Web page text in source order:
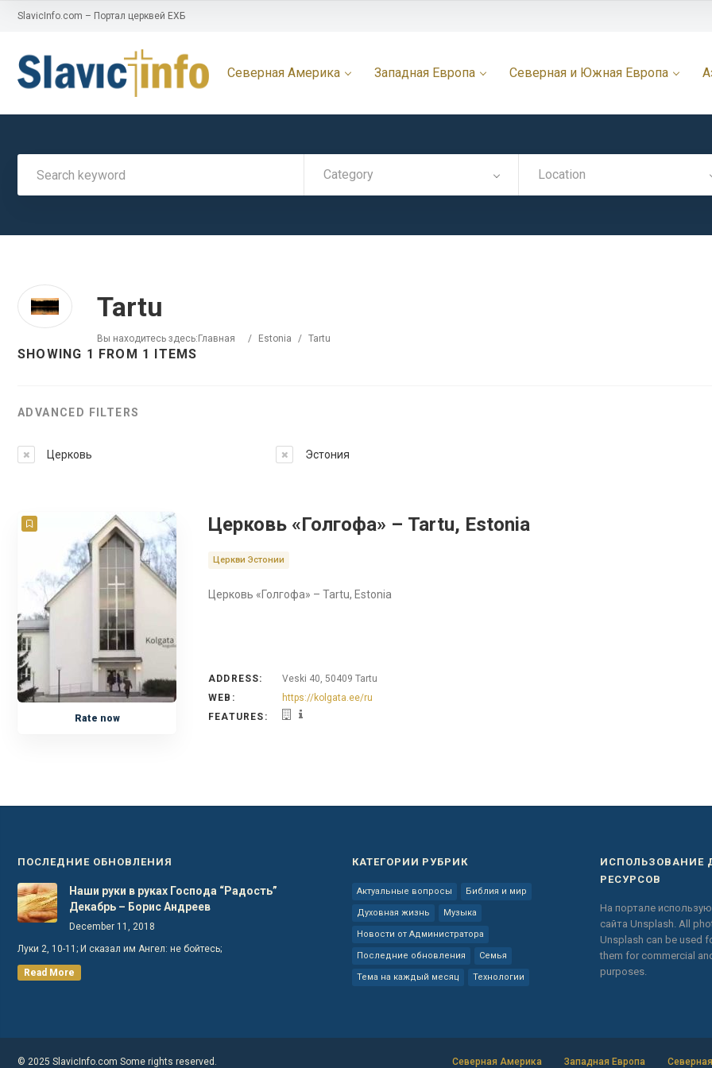
SlavicInfo.com – Портал церквей ЕХБ
Северная Америка Западная Европа Северная и Южная Европа
Category Location
Tartu
Вы находитесь здесь: Главная / Estonia / Tartu
SHOWING 1 FROM 1 ITEMS
ADVANCED FILTERS
Церковь Эстония
Rate now
Церковь «Голгофа» – Tartu, Estonia
Церкви Эстонии
Церковь «Голгофа» – Tartu, Estonia
ADDRESS:
Veski 40, 50409 Tartu
WEB:
https://kolgata.ee/ru
FEATURES:
ПОСЛЕДНИЕ ОБНОВЛЕНИЯ
Наши руки в руках Господа “Радость”
Декабрь – Борис Андреев
December 11, 2018
Луки 2, 10-11; И сказал им Ангел: не бойтесь;
Read More
КАТЕГОРИИ РУБРИК
Актуальные вопросы Библия и мир
Духовная жизнь Музыка
Новости от Администратора
Последние обновления Семья
Тема на каждый месяц Технологии
ИСПОЛЬЗОВАНИЕ
РЕСУРСОВ
На портале
сайта Unsplash. All
Unsplash can be used
them for commercial
purposes.
Северная Америка Западная Европа
© 2025 SlavicInfo.com Some rights reserved.